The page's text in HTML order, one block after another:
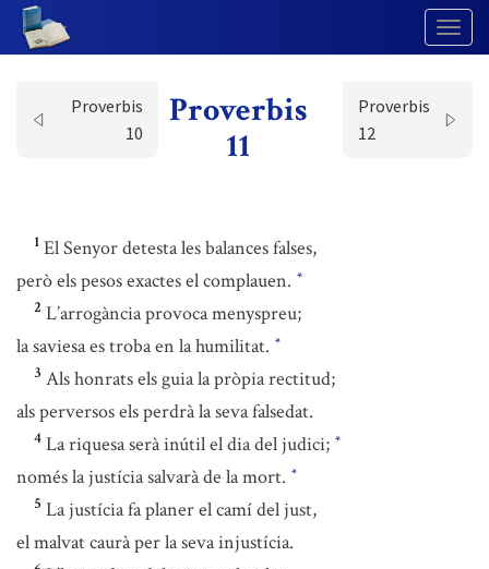
Proverbis
10
Proverbis
11
Proverbis
12
1 El Senyor detesta les balances falses,
però els pesos exactes el complauen. *
2 L’arrogància provoca menyspreu;
la saviesa es troba en la humilitat. *
3 Als honrats els guia la pròpia rectitud;
als perversos els perdrà la seva falsedat.
4 La riquesa serà inútil el dia del judici; *
només la justícia salvarà de la mort. *
5 La justícia fa planer el camí del just,
el malvat caurà per la seva injustícia.